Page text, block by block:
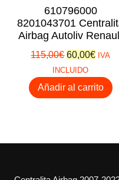
610796000
8201043701
Airbag Autoliv
115,00€ El
precio
original
era:
60,00€El
actual
es:
IVA
INCLUIDO
Añadir al carrito